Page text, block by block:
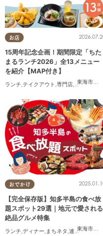
お店
東海市大
15周年記念企画！期間限定「ちた
まるランチ2026」全13メニュー
を紹介【MAP付き】
ランチ,テイクアウト ,専門店,ちたまる
おでかけ
東海市
,大
【完全保存版】知多半島の食べ放
題スポット29選｜地元で愛される
絶品グルメ特集
ランチ,ディナー, まちネタ ,連載 ,コスパ抜